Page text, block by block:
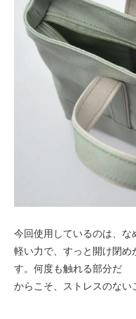
今回使用しているのは、な
軽い力で、すっと開け閉
す。何度も触れる部分だ
からこそ、ストレスのない